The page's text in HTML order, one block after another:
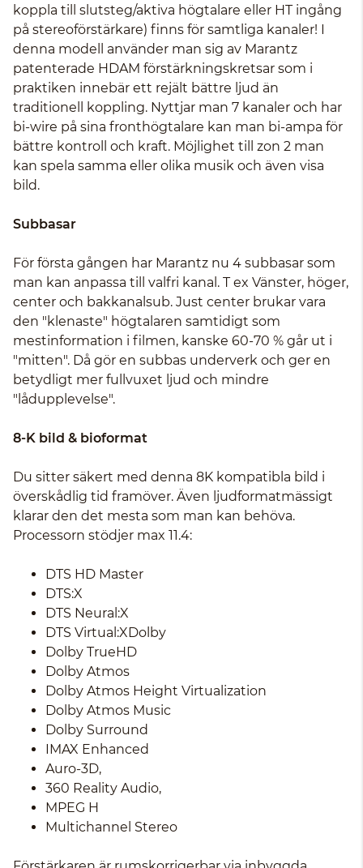
koppla till slutsteg/aktiva högtalare eller HT ingång
på stereoförstärkare) finns för samtliga kanaler! I
denna modell använder man sig av Marantz
patenterade HDAM förstärkningskretsar som i
praktiken innebär ett rejält bättre ljud än
traditionell koppling. Nyttjar man 7 kanaler och har
bi-wire på sina fronthögtalare kan man bi-ampa för
bättre kontroll och kraft. Möjlighet till zon 2 man
kan spela samma eller olika musik och även visa
bild.
Subbasar
För första gången har Marantz nu 4 subbasar som
man kan anpassa till valfri kanal. T ex Vänster, höger,
center och bakkanalsub. Just center brukar vara
den "klenaste" högtalaren samtidigt som
mestinformation i filmen, kanske 60-70 % går ut i
"mitten". Då gör en subbas underverk och ger en
betydligt mer fullvuxet ljud och mindre
"lådupplevelse".
8-K bild & bioformat
Du sitter säkert med denna 8K kompatibla bild i
överskådlig tid framöver. Även ljudformatmässigt
klarar den det mesta som man kan behöva.
Processorn stödjer max 11.4:
DTS HD Master
DTS:X
DTS Neural:X
DTS Virtual:XDolby
Dolby TrueHD
Dolby Atmos
Dolby Atmos Height Virtualization
Dolby Atmos Music
Dolby Surround
IMAX Enhanced
Auro-3D,
360 Reality Audio,
MPEG H
Multichannel Stereo